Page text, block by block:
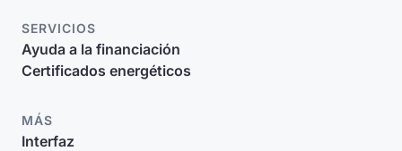
SERVICIOS
Ayuda a la financiación
Certificados energéticos
MÁS
Interfaz